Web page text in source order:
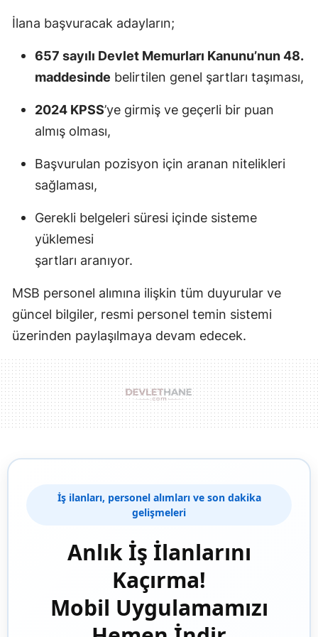
İlana başvuracak adayların;
657 sayılı Devlet Memurları Kanunu’nun 48.
maddesinde belirtilen genel şartları taşıması,
2024 KPSS’ye girmiş ve geçerli bir puan
almış olması,
Başvurulan pozisyon için aranan nitelikleri
sağlaması,
Gerekli belgeleri süresi içinde sisteme
yüklemesi
şartları aranıyor.
MSB personel alımına ilişkin tüm duyurular ve
güncel bilgiler, resmi personel temin sistemi
üzerinden paylaşılmaya devam edecek.
İş ilanları, personel alımları ve son dakika
gelişmeleri
Anlık İş İlanlarını
Kaçırma!
Mobil Uygulamamızı